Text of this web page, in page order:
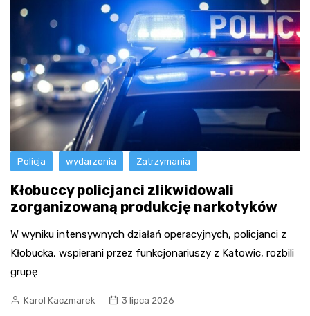
Policja wydarzenia Zatrzymania
Kłobuccy policjanci zlikwidowali
zorganizowaną produkcję narkotyków
W wyniku intensywnych działań operacyjnych, policjanci z
Kłobucka, wspierani przez funkcjonariuszy z Katowic, rozbili
grupę
Karol Kaczmarek 3 lipca 2026